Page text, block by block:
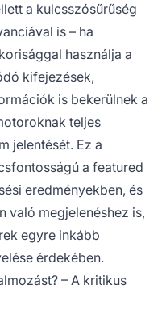
a kulcsszósűrűség
is – ha
használja a
kifejezések,
is bekerülnek a
teljes
jelentését. Ez a
a featured
eredményekben, és
való megjelenéshez is,
egyre inkább
érdekében.
– A kritikus